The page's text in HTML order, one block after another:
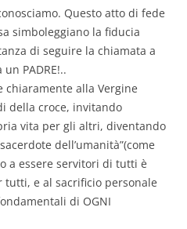
Questo atto di fede
simboleggiano la fiducia
di seguire la chiamata a
PADRE!..
alla Vergine
della croce, invitando
vita per gli altri, diventando
dell’umanità”(come
a essere servitori di tutti è
tutti, e al sacrificio personale
di OGNI